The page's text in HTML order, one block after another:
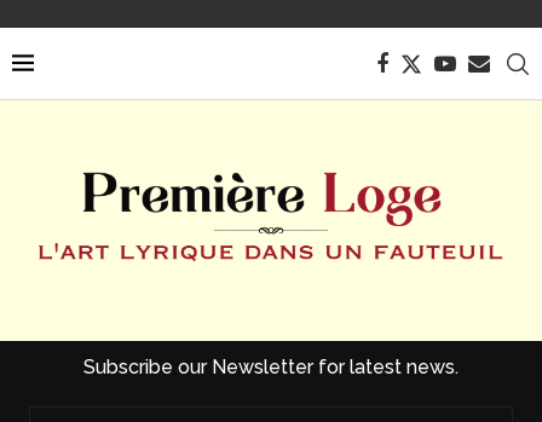
Subscribe our Newsletter for latest news.